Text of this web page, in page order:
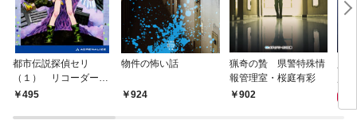
都市伝説探偵セリ
（１） リコーダー・
パニック
495
物件の怖い話
924
猟奇の贄 県警特殊情
報管理室・桜庭有彩
902